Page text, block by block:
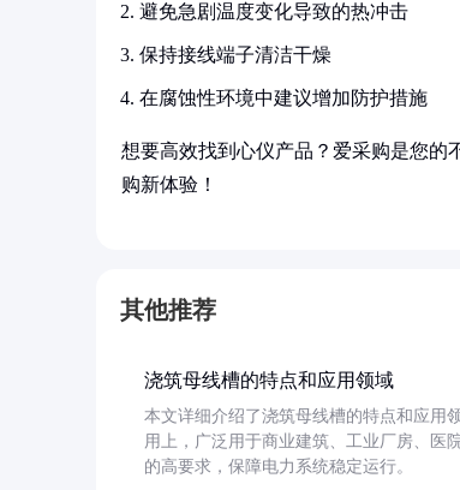
避免急剧温度变化导致的热冲击
保持接线端子清洁干燥
在腐蚀性环境中建议增加防护措施
想要高效找到心仪产品？爱采购是您的
购新体验！
其他推荐
浇筑母线槽的特点和应用领域
本文详细介绍了浇筑母线槽的特点和应用
用上，广泛用于商业建筑、工业厂房、医
的高要求，保障电力系统稳定运行。